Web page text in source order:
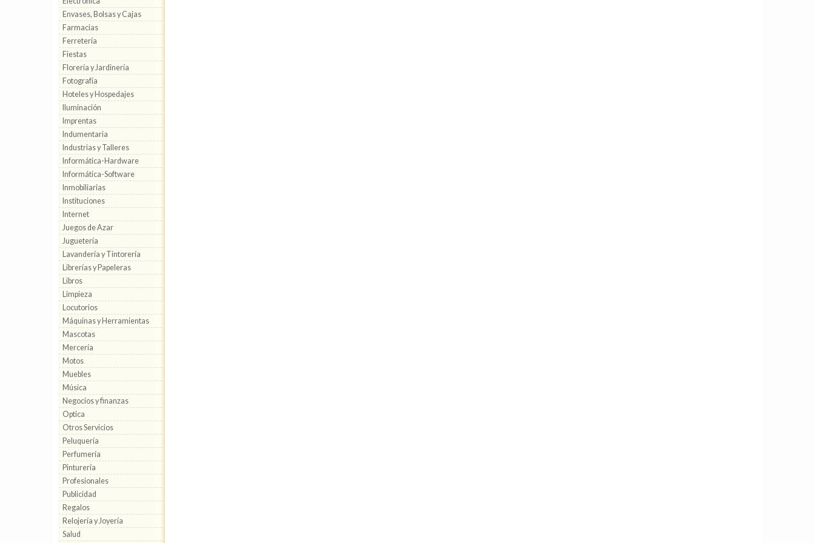
Envases, Bolsas y Cajas
Farmacias
Ferretería
Fiestas
Florería y Jardinería
Fotografía
Hoteles y Hospedajes
Iluminación
Imprentas
Indumentaria
Industrias y Talleres
Informática-Hardware
Informática-Software
Inmobiliarias
Instituciones
Internet
Juegos de Azar
Juguetería
Lavandería y Tintorería
Librerías y Papeleras
Libros
Limpieza
Locutorios
Máquinas y Herramientas
Mascotas
Mercería
Motos
Muebles
Música
Negocios y finanzas
Optica
Otros Servicios
Peluquería
Perfumería
Pinturería
Profesionales
Publicidad
Regalos
Relojería y Joyería
Salud